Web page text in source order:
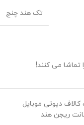
تک هند چنج
تماشا می کنند!
کالاف دیوتی موبایل
ریجن هند